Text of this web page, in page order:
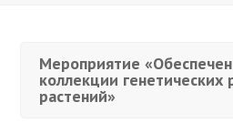
Мероприятие
коллекции генетических
растений»